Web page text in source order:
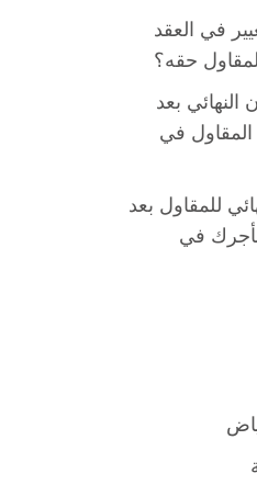
في العقد
حقه؟
النهائي بعد
المقاول في
للمقاول بعد
في